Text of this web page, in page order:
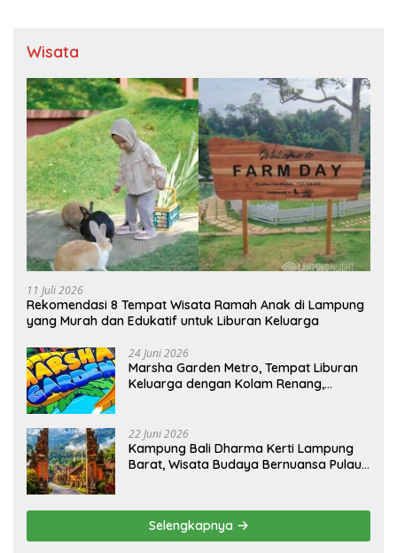
Wisata
11 Juli 2026
Rekomendasi 8 Tempat Wisata Ramah Anak di Lampung
yang Murah dan Edukatif untuk Liburan Keluarga
24 Juni 2026
Marsha Garden Metro, Tempat Liburan
Keluarga dengan Kolam Renang,
22 Juni 2026
Kampung Bali Dharma Kerti Lampung
Barat, Wisata Budaya Bernuansa Pulau
Selengkapnya